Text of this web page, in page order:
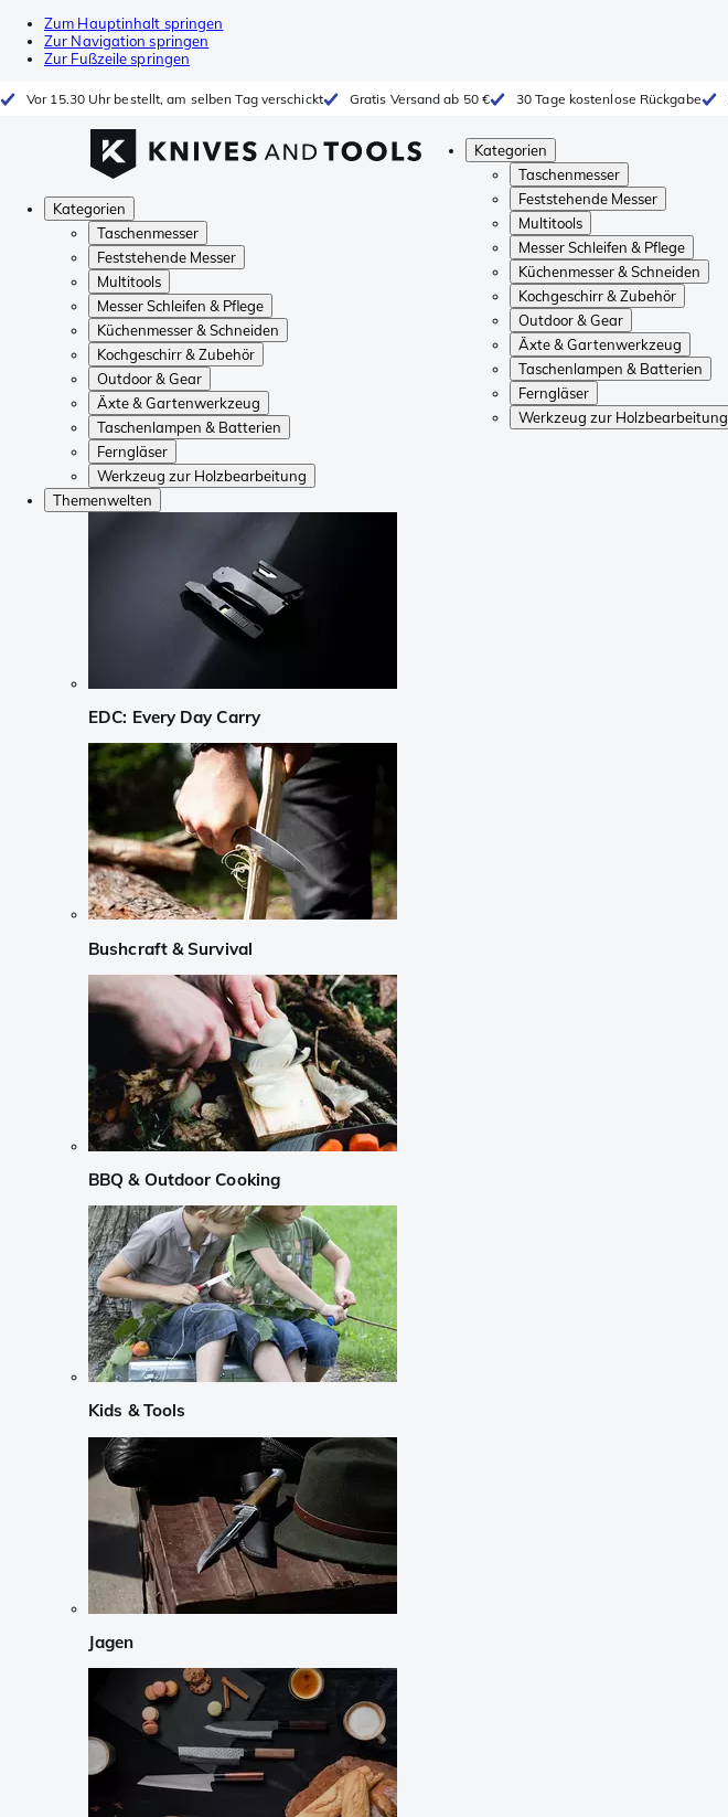
Zum Hauptinhalt springen
Zur Navigation springen
Zur Fußzeile springen
Vor 15.30 Uhr bestellt, am selben Tag verschickt Gratis Versand ab 50 € 30 Tage kostenlose Rückgabe
Kategorien
Taschenmesser
Feststehende Messer
Multitools
Messer Schleifen & Pflege
Küchenmesser & Schneiden
Kochgeschirr & Zubehör
Outdoor & Gear
Äxte & Gartenwerkzeug
Taschenlampen & Batterien
Ferngläser
Werkzeug zur Holzbearbeitung
Kategorien
Taschenmesser
Feststehende Messer
Multitools
Messer Schleifen & Pflege
Küchenmesser & Schneiden
Kochgeschirr & Zubehör
Outdoor & Gear
Äxte & Gartenwerkzeug
Taschenlampen & Batterien
Ferngläser
Werkzeug zur Holzbearbeitung
Themenwelten
EDC: Every Day Carry
Bushcraft & Survival
BBQ & Outdoor Cooking
Kids & Tools
Jagen